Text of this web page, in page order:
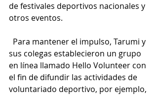
de festivales deportivos nacionales y
otros eventos.
Para mantener el impulso, Tarumi y
sus colegas establecieron un grupo
en línea llamado Hello Volunteer con
el fin de difundir las actividades de
voluntariado deportivo, por ejemplo,